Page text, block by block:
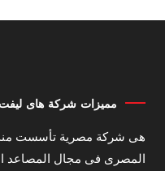
مميزات شركة هاى ليفت
المصرى فى مجال المصاعد